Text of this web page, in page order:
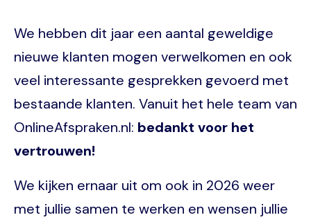
We hebben dit jaar een aantal geweldige
nieuwe klanten mogen verwelkomen en ook
veel interessante gesprekken gevoerd met
bestaande klanten. Vanuit het hele team van
OnlineAfspraken.nl: bedankt voor het
vertrouwen!
We kijken ernaar uit om ook in 2026 weer
met jullie samen te werken en wensen jullie